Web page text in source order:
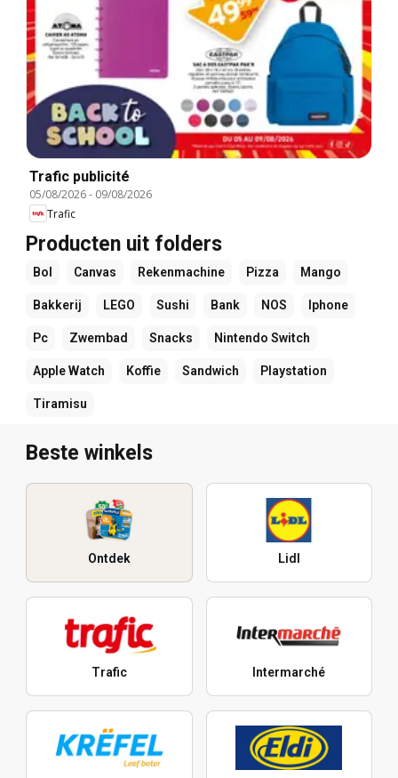
Trafic publicité
05/08/2026- 09/08/2026
Trafic
Producten uit folders
Bol Canvas Rekenmachine Pizza Mango
Bakkerij LEGO Sushi Bank NOS Iphone
Pc Zwembad Snacks Nintendo Switch
Apple Watch Koffie Sandwich Playstation
Tiramisu
Beste winkels
Ontdek Lidl
Trafic Intermarché